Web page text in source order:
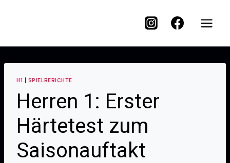
H1 SPIELBERICHTE
Herren 1: Erster
Härtetest zum
Saisonauftakt